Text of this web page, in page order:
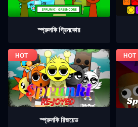
স্প্রুনকি গ্রিনকোর
স্প্রুনকি রিজয়েড